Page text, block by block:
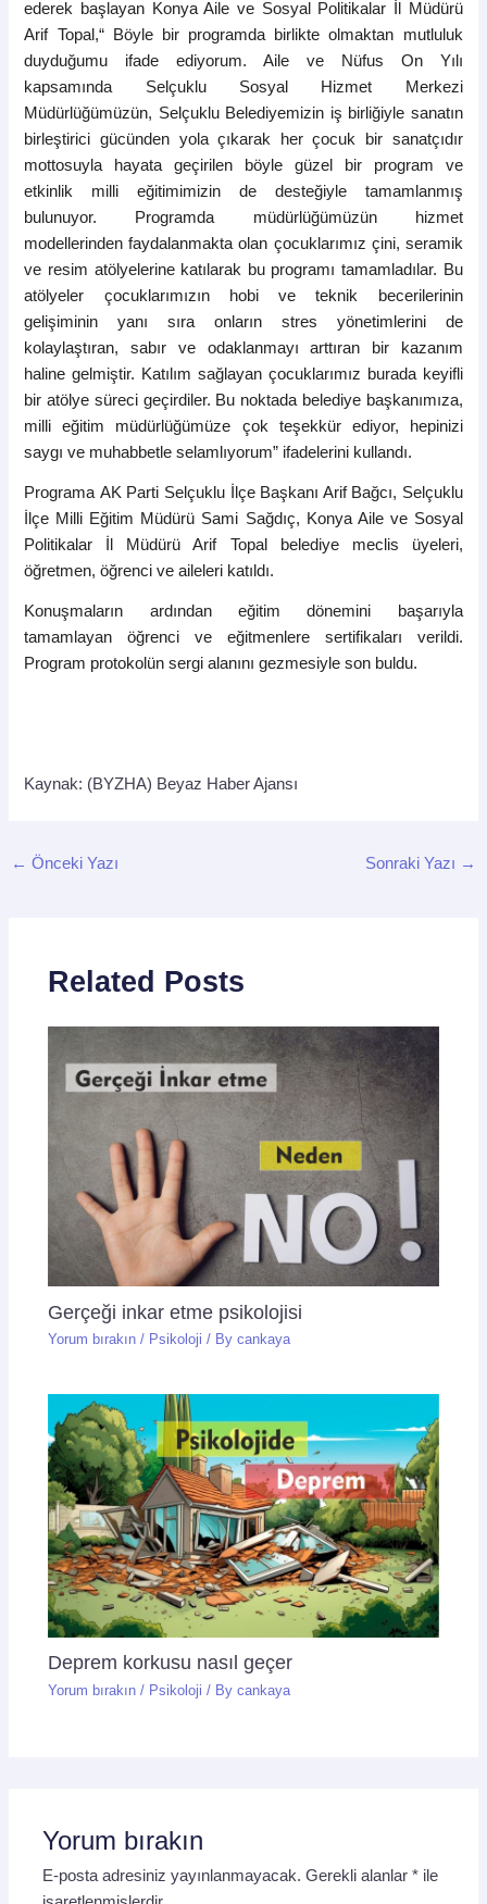
ederek başlayan Konya Aile ve Sosyal Politikalar İl Müdürü
Arif Topal,“ Böyle bir programda birlikte olmaktan mutluluk
duyduğumu ifade ediyorum. Aile ve Nüfus On Yılı
kapsamında Selçuklu Sosyal Hizmet Merkezi
Müdürlüğümüzün, Selçuklu Belediyemizin iş birliğiyle sanatın
birleştirici gücünden yola çıkarak her çocuk bir sanatçıdır
mottosuyla hayata geçirilen böyle güzel bir program ve
etkinlik milli eğitimimizin de desteğiyle tamamlanmış
bulunuyor. Programda müdürlüğümüzün hizmet
modellerinden faydalanmakta olan çocuklarımız çini, seramik
ve resim atölyelerine katılarak bu programı tamamladılar. Bu
atölyeler çocuklarımızın hobi ve teknik becerilerinin
gelişiminin yanı sıra onların stres yönetimlerini de
kolaylaştıran, sabır ve odaklanmayı arttıran bir kazanım
haline gelmiştir. Katılım sağlayan çocuklarımız burada keyifli
bir atölye süreci geçirdiler. Bu noktada belediye başkanımıza,
milli eğitim müdürlüğümüze çok teşekkür ediyor, hepinizi
saygı ve muhabbetle selamlıyorum” ifadelerini kullandı.
Programa AK Parti Selçuklu İlçe Başkanı Arif Bağcı, Selçuklu
İlçe Milli Eğitim Müdürü Sami Sağdıç, Konya Aile ve Sosyal
Politikalar İl Müdürü Arif Topal belediye meclis üyeleri,
öğretmen, öğrenci ve aileleri katıldı.
Konuşmaların ardından eğitim dönemini başarıyla
tamamlayan öğrenci ve eğitmenlere sertifikaları verildi.
Program protokolün sergi alanını gezmesiyle son buldu.
Kaynak: (BYZHA) Beyaz Haber Ajansı
← Önceki Yazı Sonraki Yazı →
Related Posts
Gerçeği inkar etme psikolojisi
Yorum bırakın / Psikoloji / Bycankaya
Deprem korkusu nasıl geçer
Yorum bırakın / Psikoloji / Bycankaya
Yorum bırakın
E-posta adresiniz yayınlanmayacak. Gerekli alanlar* ile